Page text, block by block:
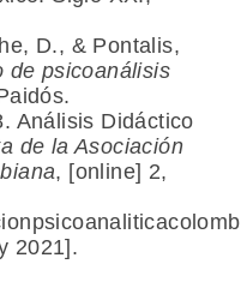
D., & Pontalis,
de psicoanálisis
Análisis Didáctico
de la Asociación
, [online] 2,
2021].